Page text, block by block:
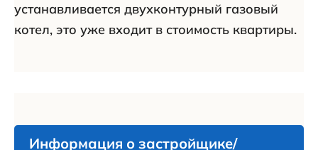
устанавливается двухконтурный газовый
котел, это уже входит в стоимость квартиры.
Информация о застройщике/